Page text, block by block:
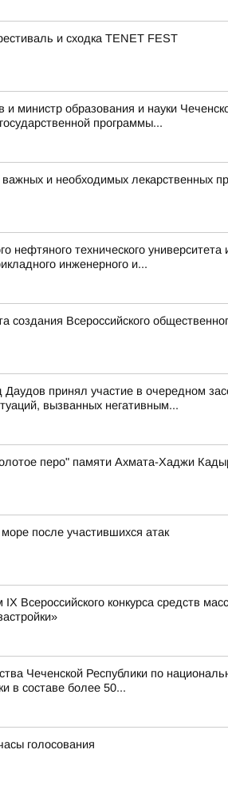
и сходка TENET FEST
министр образования и науки
программы...
и необходимых лекарственных
нефтяного технического
инженерного и...
Всероссийского
принял участие в очередном
вызванных негативным...
перо" памяти Ахмата-Хаджи
после участившихся атак
Всероссийского конкурса средств
Чеченской Республики по
в составе более 50...
голосования